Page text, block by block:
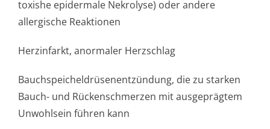
toxishe epidermale Nekrolyse) oder andere
allergische Reaktionen
Herzinfarkt, anormaler Herzschlag
Bauchspeichel­drüsenentzündun­g, die zu starken
Bauch- und Rückenschmerzen mit ausgeprägtem
Unwohlsein führen kann